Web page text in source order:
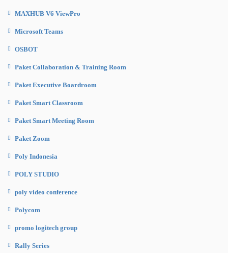
MAXHUB V6 ViewPro
Microsoft Teams
OSBOT
Paket Collaboration & Training Room
Paket Executive Boardroom
Paket Smart Classroom
Paket Smart Meeting Room
Paket Zoom
Poly Indonesia
POLY STUDIO
poly video conference
Polycom
promo logitech group
Rally Series